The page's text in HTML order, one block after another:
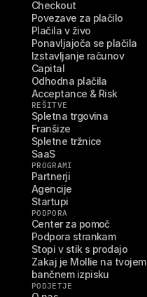
Checkout
Povezave za plačilo
Plačila v živo
Ponavljajoča se plačila
Izstavljanje računov
Capital
Odhodna plačila
Acceptance & Risk
REŠITVE
Spletna trgovina
Franšize
Spletne tržnice
SaaS
PROGRAMI
Partnerji
Agencije
Startupi
PODPORA
Center za pomoč
Podpora strankam
Stopi v stik s prodajo
Zakaj je Mollie na tvojem
bančnem izpisku
PODJETJE